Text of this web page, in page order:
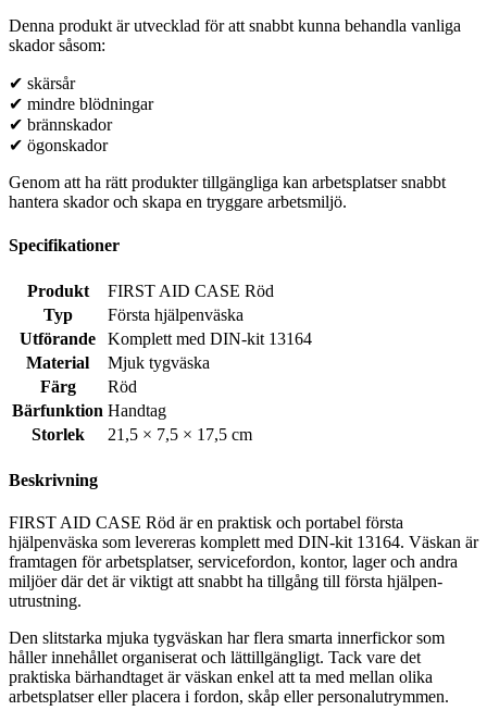
Denna produkt är utvecklad för att snabbt kunna behandla vanliga
skador såsom:
✔ skärsår
✔ mindre blödningar
✔ brännskador
✔ ögonskador
Genom att ha rätt produkter tillgängliga kan arbetsplatser snabbt
hantera skador och skapa en tryggare arbetsmiljö.
Specifikationer
Produkt
FIRST AID CASE Röd
Typ
Första hjälpenväska
Utförande
Komplett med DIN-kit 13164
Material
Mjuk tygväska
Färg
Röd
Bärfunktion Handtag
Storlek
21,5 × 7,5 × 17,5 cm
Beskrivning
FIRST AID CASE Röd är en praktisk och portabel första
hjälpenväska som levereras komplett med DIN-kit 13164. Väskan är
framtagen för arbetsplatser, servicefordon, kontor, lager och andra
miljöer där det är viktigt att snabbt ha tillgång till första hjälpen-
utrustning.
Den slitstarka mjuka tygväskan har flera smarta innerfickor som
håller innehållet organiserat och lättillgängligt. Tack vare det
praktiska bärhandtaget är väskan enkel att ta med mellan olika
arbetsplatser eller placera i fordon, skåp eller personalutrymmen.